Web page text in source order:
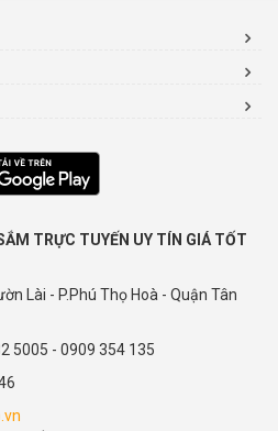
TRỰC TUYẾN UY TÍN GIÁ TỐT
Lài - P.Phú Thọ Hoà - Quận Tân
5005 - 0909 354 135